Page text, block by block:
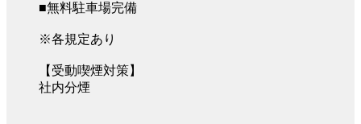
■無料駐車場完備
※各規定あり
【受動喫煙対策】
社内分煙